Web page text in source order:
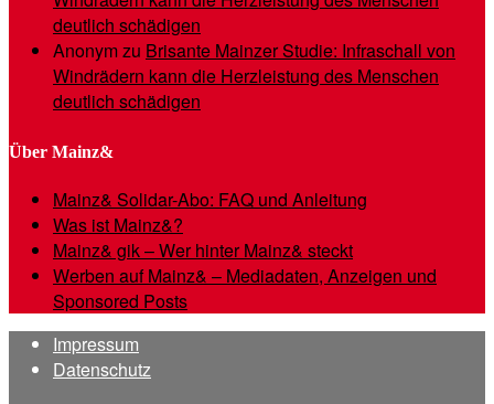
deutlich schädigen
Anonymzu Brisante Mainzer Studie: Infraschall von
Windrädern kann die Herzleistung des Menschen
deutlich schädigen
Über Mainz&
Mainz& Solidar-Abo: FAQ und Anleitung
Was ist Mainz&?
Mainz& gik – Wer hinter Mainz& steckt
Werben auf Mainz& – Mediadaten, Anzeigen und
Sponsored Posts
Impressum
Datenschutz